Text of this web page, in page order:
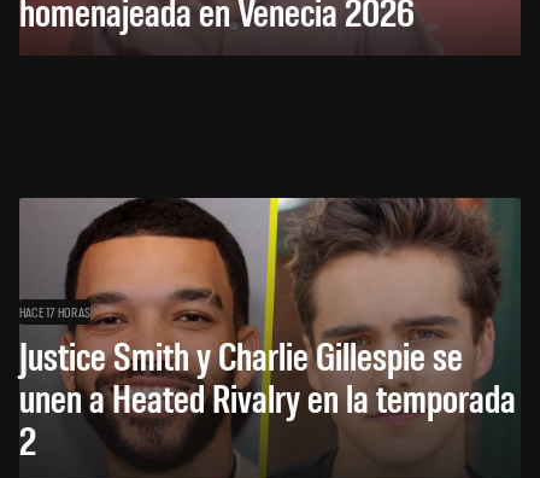
homenajeada en Venecia 2026
HACE 17 HORAS
Justice Smith y Charlie Gillespie se
unen a Heated Rivalry en la temporada
2